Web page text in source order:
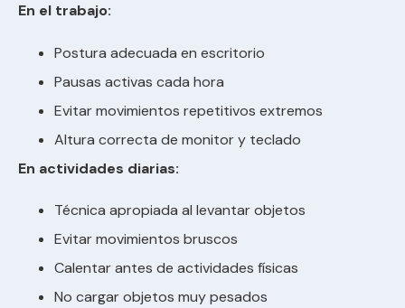
En el trabajo:
Postura adecuada en escritorio
Pausas activas cada hora
Evitar movimientos repetitivos extremos
Altura correcta de monitor y teclado
En actividades diarias:
Técnica apropiada al levantar objetos
Evitar movimientos bruscos
Calentar antes de actividades físicas
No cargar objetos muy pesados